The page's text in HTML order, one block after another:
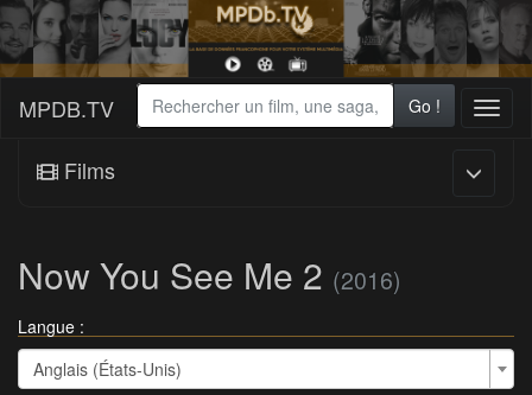
MPDB.TV Go !
Films
Now You See Me 2 (2016)
Langue :
Anglais (États-Unis)